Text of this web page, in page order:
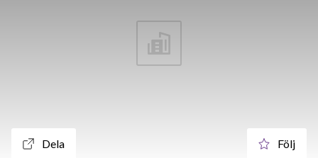
Dela Följ